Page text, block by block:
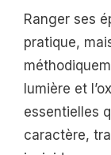
Ranger ses
pratique,
lumière et
essentielles
caractère,